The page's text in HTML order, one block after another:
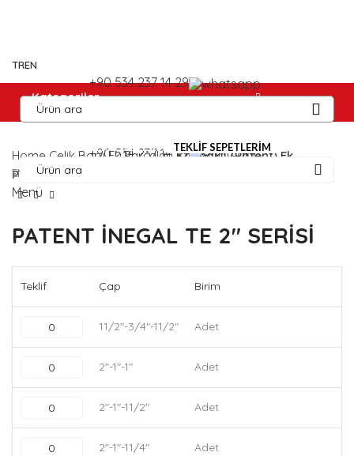
TREN
+90 534 237 14 29
+90 534 237 14 29
EN
Menü
Kategoriler
HIKAYEMIZİLETIŞIM TEKLIF SEPETLERIM
Home Çelik Boru Ek Parçaları Kaynaklı (Patent) Ek
Parçalar
PATENT İNEGAL TE 2″ SERİSİ
Teklif Çap Birim
11/2"-3/4"-11/2" Adet
2"-1"-1" Adet
2"-1"-11/2" Adet
2"-1"-11/4" Adet